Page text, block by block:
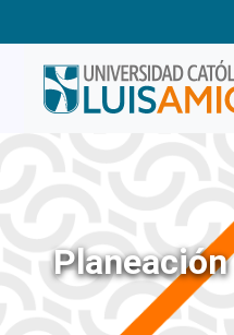
Planeación